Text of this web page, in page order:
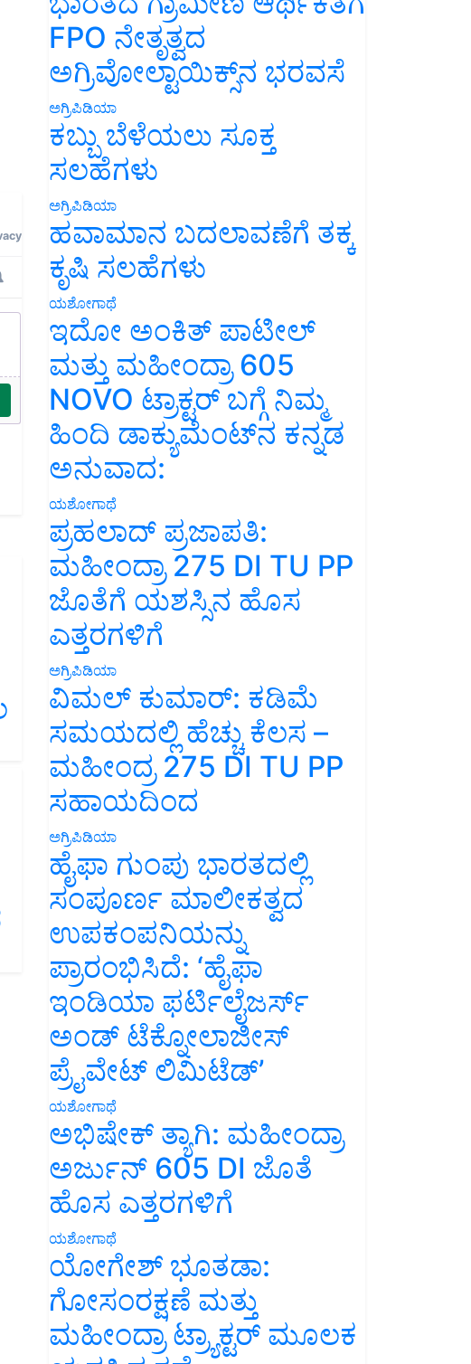
FPO ನೇತೃತ್ವದ
ಅಗ್ರಿವೋಲ್ಟಾಯಿಕ್ಸ್‌ನ ಭರವಸೆ
ಅಗ್ರಿಪಿಡಿಯಾ
ಕಬ್ಬು ಬೆಳೆಯಲು ಸೂಕ್ತ
ಸಲಹೆಗಳು
ಅಗ್ರಿಪಿಡಿಯಾ
ಹವಾಮಾನ ಬದಲಾವಣೆಗೆ ತಕ್ಕ
ಕೃಷಿ ಸಲಹೆಗಳು
ಯಶೋಗಾಥೆ
ಇದೋ ಅಂಕಿತ್ ಪಾಟೀಲ್
ಮತ್ತು ಮಹೀಂದ್ರಾ 605
NOVO ಟ್ರಾಕ್ಟರ್ ಬಗ್ಗೆ ನಿಮ್ಮ
ಹಿಂದಿ ಡಾಕ್ಯುಮೆಂಟ್‌ನ ಕನ್ನಡ
ಅನುವಾದ:
ಯಶೋಗಾಥೆ
ಪ್ರಹಲಾದ್ ಪ್ರಜಾಪತಿ:
ಮಹೀಂದ್ರಾ 275 DI TU PP
ಜೊತೆಗೆ ಯಶಸ್ಸಿನ ಹೊಸ
ಎತ್ತರಗಳಿಗೆ
ಅಗ್ರಿಪಿಡಿಯಾ
ವಿಮಲ್ ಕುಮಾರ್: ಕಡಿಮೆ
ಸಮಯದಲ್ಲಿ ಹೆಚ್ಚು ಕೆಲಸ –
ಮಹೀಂದ್ರ 275 DI TU PP
ಸಹಾಯದಿಂದ
ಅಗ್ರಿಪಿಡಿಯಾ
ಹೈಫಾ ಗುಂಪು ಭಾರತದಲ್ಲಿ
ಸಂಪೂರ್ಣ ಮಾಲೀಕತ್ವದ
ಉಪಕಂಪನಿಯನ್ನು
ಪ್ರಾರಂಭಿಸಿದೆ: ‘ಹೈಫಾ
ಇಂಡಿಯಾ ಫರ್ಟಿಲೈಜರ್ಸ್
ಅಂಡ್ ಟೆಕ್ನೋಲಾಜೀಸ್
ಪ್ರೈವೇಟ್ ಲಿಮಿಟೆಡ್’
ಯಶೋಗಾಥೆ
ಅಭಿಷೇಕ್ ತ್ಯಾಗಿ: ಮಹೀಂದ್ರಾ
ಅರ್ಜುನ್ 605 DI ಜೊತೆ
ಹೊಸ ಎತ್ತರಗಳಿಗೆ
ಯಶೋಗಾಥೆ
ಯೋಗೇಶ್ ಭೂತಡಾ:
ಗೋಸಂರಕ್ಷಣೆ ಮತ್ತು
ಮಹೀಂದ್ರಾ ಟ್ರ್ಯಾಕ್ಟರ್ ಮೂಲಕ